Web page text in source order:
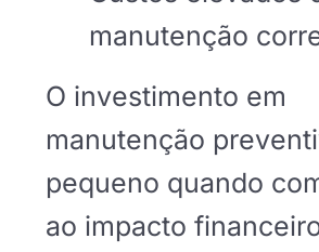
manutenção
O investimento em
manutenção
pequeno quando
ao impacto